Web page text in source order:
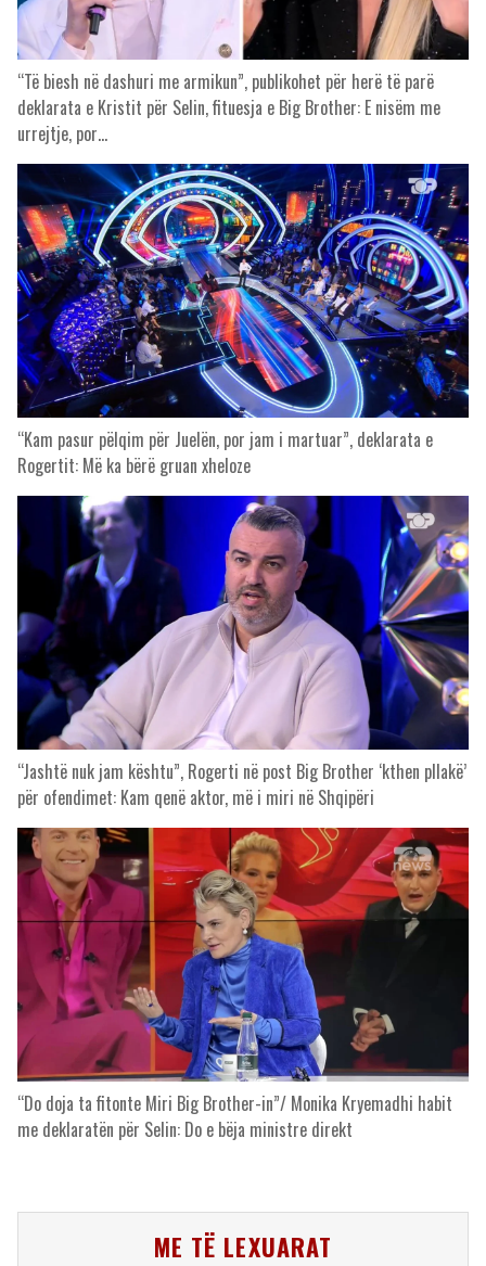
“Të biesh në dashuri me armikun”, publikohet për herë të parë
deklarata e Kristit për Selin, fituesja e Big Brother: E nisëm me
urrejtje, por…
“Kam pasur pëlqim për Juelën, por jam i martuar”, deklarata e
Rogertit: Më ka bërë gruan xheloze
“Jashtë nuk jam kështu”, Rogerti në post Big Brother ‘kthen pllakë’
për ofendimet: Kam qenë aktor, më i miri në Shqipëri
“Do doja ta fitonte Miri Big Brother-in”/ Monika Kryemadhi habit
me deklaratën për Selin: Do e bëja ministre direkt
ME TË LEXUARAT